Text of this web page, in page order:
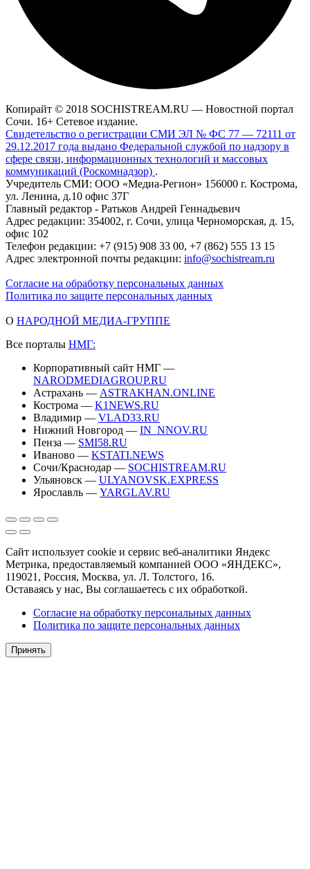
Копирайт © 2018 SOCHISTREAM.RU — Новостной портал
Сочи. 16+ Сетевое издание.
Свидетельство о регистрации СМИ ЭЛ № ФС 77 — 72111 от
29.12.2017 года выдано Федеральной службой по надзору в
сфере связи, информационных технологий и массовых
коммуникаций (Роскомнадзор) .
Учредитель СМИ: ООО «Медиа-Регион» 156000 г. Кострома,
ул. Ленина, д.10 офис 37Г
Главный редактор - Ратьков Андрей Геннадьевич
Адрес редакции: 354002, г. Сочи, улица Черноморская, д. 15,
офис 102
Телефон редакции: +7 (915) 908 33 00, +7 (862) 555 13 15
Адрес электронной почты редакции: info@sochistream.ru
Согласие на обработку персональных данных
Политика по защите персональных данных
О НАРОДНОЙ МЕДИА-ГРУППЕ
Все порталы НМГ:
Корпоративный сайт НМГ —
NARODMEDIAGROUP.RU
Астрахань — ASTRAKHAN.ONLINE
Кострома — K1NEWS.RU
Владимир — VLAD33.RU
Нижний Новгород — IN_NNOV.RU
Пенза — SMI58.RU
Иваново — KSTATI.NEWS
Сочи/Краснодар — SOCHISTREAM.RU
Ульяновск — ULYANOVSK.EXPRESS
Ярославль — YARGLAV.RU
Сайт использует cookie и сервис веб-аналитики Яндекс
Метрика, предоставляемый компанией ООО «ЯНДЕКС»,
119021, Россия, Москва, ул. Л. Толстого, 16.
Оставаясь у нас, Вы соглашаетесь с их обработкой.
Согласие на обработку персональных данных
Политика по защите персональных данных
Принять